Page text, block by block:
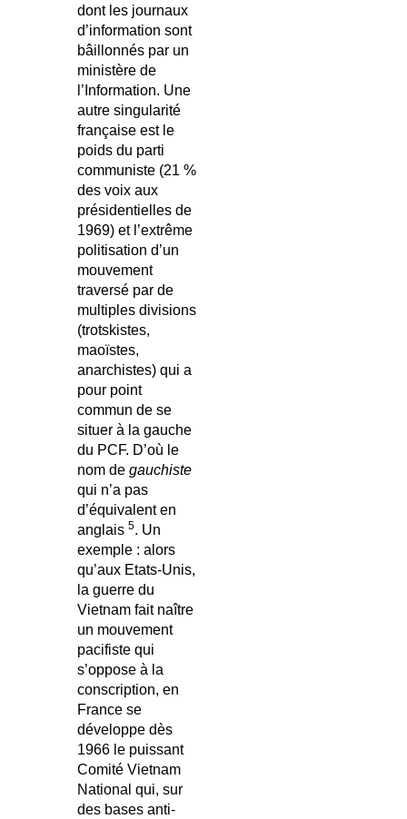
dont les journaux
d’information sont
bâillonnés par un
ministère de
l’Information. Une
autre singularité
française est le
poids du parti
communiste (21 %
des voix aux
présidentielles de
1969) et l’extrême
politisation d’un
mouvement
traversé par de
multiples divisions
(trotskistes,
maoïstes,
anarchistes) qui a
pour point
commun de se
situer à la gauche
du PCF. D’où le
nom de gauchiste
qui n’a pas
d’équivalent en
anglais 5. Un
exemple : alors
qu’aux Etats-Unis,
la guerre du
Vietnam fait naître
un mouvement
pacifiste qui
s’oppose à la
conscription, en
France se
développe dès
1966 le puissant
Comité Vietnam
National qui, sur
des bases anti-